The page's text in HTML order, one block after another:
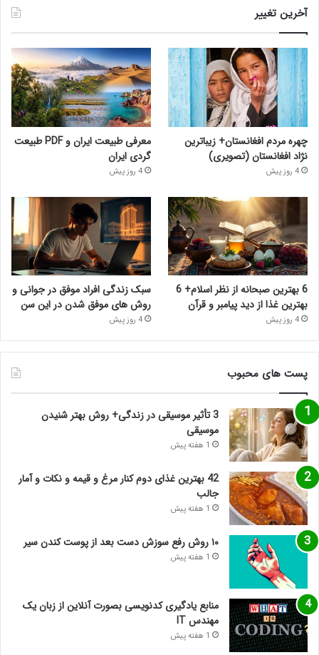
آخرین تغییر
چهره مردم افغانستان+ زیباترین
نژاد افغانستان (تصویری)
4 روز پیش
معرفی طبیعت ایران و PDF طبیعت
گردی ایران
4 روز پیش
6 بهترین صبحانه از نظر اسلام+ 6
بهترین غذا از دید پیامبر و قرآن
4 روز پیش
سبک زندگی افراد موفق در جوانی و
روش های موفق شدن در این سن
4 روز پیش
پست های محبوب
3 تأثیر موسیقی در زندگی+ روش بهتر شنیدن
موسیقی
1 هفته پیش
42 بهترین غذای دوم کنار مرغ و قیمه و نکات و آمار
جالب
1 هفته پیش
۱۰ روش رفع سوزش دست بعد از پوست کندن سیر
1 هفته پیش
منابع یادگیری کدنویسی بصورت آنلاین از زبان یک
مهندس IT
1 هفته پیش